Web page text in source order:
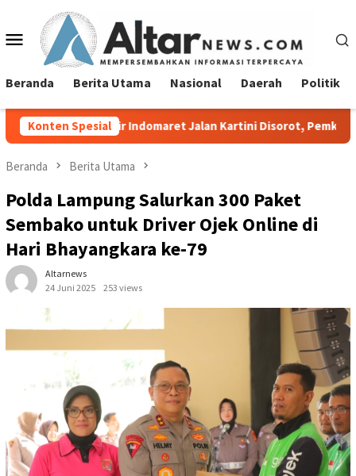
konten Menu
Mobile
Beranda Berita Utama Nasional Daerah Politik
Konten Spesial
Indomaret Jalan Kartini Disorot, Pemkot Bandar Lampung
Beranda Berita Utama
Polda Lampung Salurkan 300 Paket
Sembako untuk Driver Ojek Online di
Hari Bhayangkara ke-79
Altarnews
24 Juni 2025
253 views